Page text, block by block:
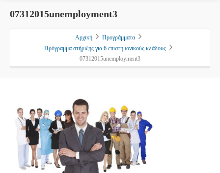
07312015unemployment3
Αρχική
Προγράμματα
Πρόγραμμα στήριξης για 6 επιστημονικούς κλάδους
07312015unemployment3